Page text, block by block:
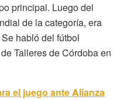
principal. Luego del
de la categoría, era
habló del fútbol
Talleres de Córdoba en
el juego ante Alianza